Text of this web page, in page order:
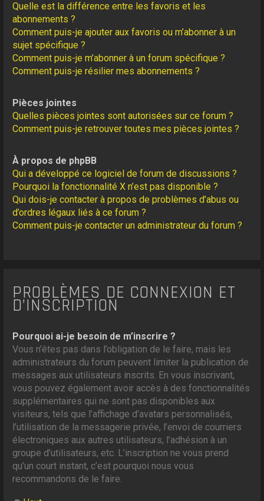
Quelle est la différence entre les favoris et les
abonnements ?
Comment puis-je ajouter aux favoris ou m’abonner à un
sujet spécifique ?
Comment puis-je m’abonner à un forum spécifique ?
Comment puis-je résilier mes abonnements ?
Pièces jointes
Quelles pièces jointes sont autorisées sur ce forum ?
Comment puis-je retrouver toutes mes pièces jointes ?
À propos de phpBB
Qui a développé ce logiciel de forum de discussions ?
Pourquoi la fonctionnalité X n’est pas disponible ?
Qui dois-je contacter à propos de problèmes d’abus ou
d’ordres légaux liés à ce forum ?
Comment puis-je contacter un administrateur du forum ?
PROBLÈMES DE CONNEXION ET
D’INSCRIPTION
Pourquoi ai-je besoin de m’inscrire ?
Vous n’êtes pas dans l’obligation de le faire, mais les
administrateurs du forum peuvent limiter la publication de
messages aux utilisateurs inscrits. En vous inscrivant,
vous pouvez également avoir accès à des fonctionnalités
supplémentaires qui ne sont pas disponibles aux
visiteurs, tels que l’affichage d’avatars personnalisés,
l’utilisation de la messagerie privée, l’envoi de courriers
électroniques aux autres utilisateurs, l’adhésion à un
groupe d’utilisateurs, etc. L’inscription ne vous prend
qu’un court instant, c’est pourquoi nous vous
recommandons de le faire.